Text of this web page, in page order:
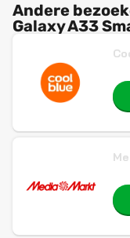
Andere
Galaxy A33